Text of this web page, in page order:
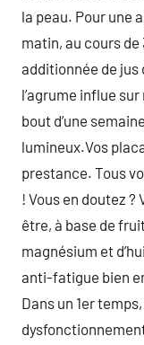
la peau. Pour une
matin, au cours de
additionnée de jus
l’agrume influe
bout d’une
lumineux.Vos
prestance. Tous
! Vous en doutez
être, à base de
magnésium et
anti-fatigue bien
Dans un 1er